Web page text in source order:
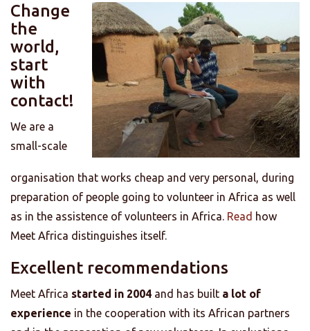
Change
the
world,
start
with
contact!
We are a
small-scale
organisation that works cheap and very personal, during
preparation of people going to volunteer in Africa as well
as in the assistence of volunteers in Africa. Read how
Meet Africa distinguishes itself.
Excellent recommendations
Meet Africa started in 2004 and has built a lot of
experience in the cooperation with its African partners